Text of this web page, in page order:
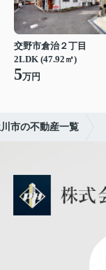
交野市倉治２丁目
2LDK (47.92㎡)
5万円
市の不動産一覧